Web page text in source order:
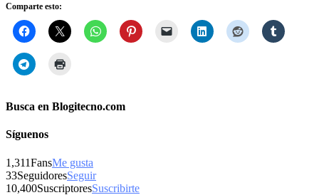
Comparte esto:
Busca en Blogitecno.com
Síguenos
1,311FansMe gusta
33SeguidoresSeguir
10,400SuscriptoresSuscribirte